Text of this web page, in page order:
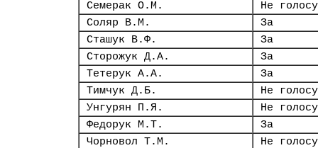
Семерак О.М.
Не
Соляр В.М.
За
Сташук В.Ф.
За
Сторожук Д.А.
За
Тетерук А.А.
За
Тимчук Д.Б.
Не
Унгурян П.Я.
Не
Федорук М.Т.
За
Чорновол Т.М.
Не